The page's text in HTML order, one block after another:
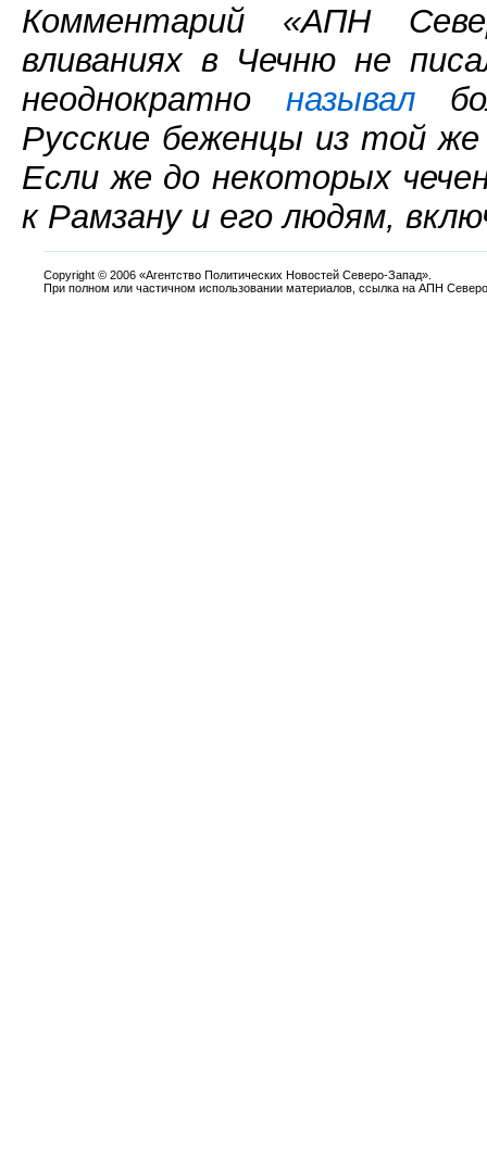
Комментарий «АПН
вливаниях в Чечню не
неоднократно называл
Русские беженцы из той
Если же до некоторых
к Рамзану и его людям,
Copyright © 2006 «Агентство Политических Новостей Северо-Запад».
При полном или частичном использовании материалов, ссылка на АПН